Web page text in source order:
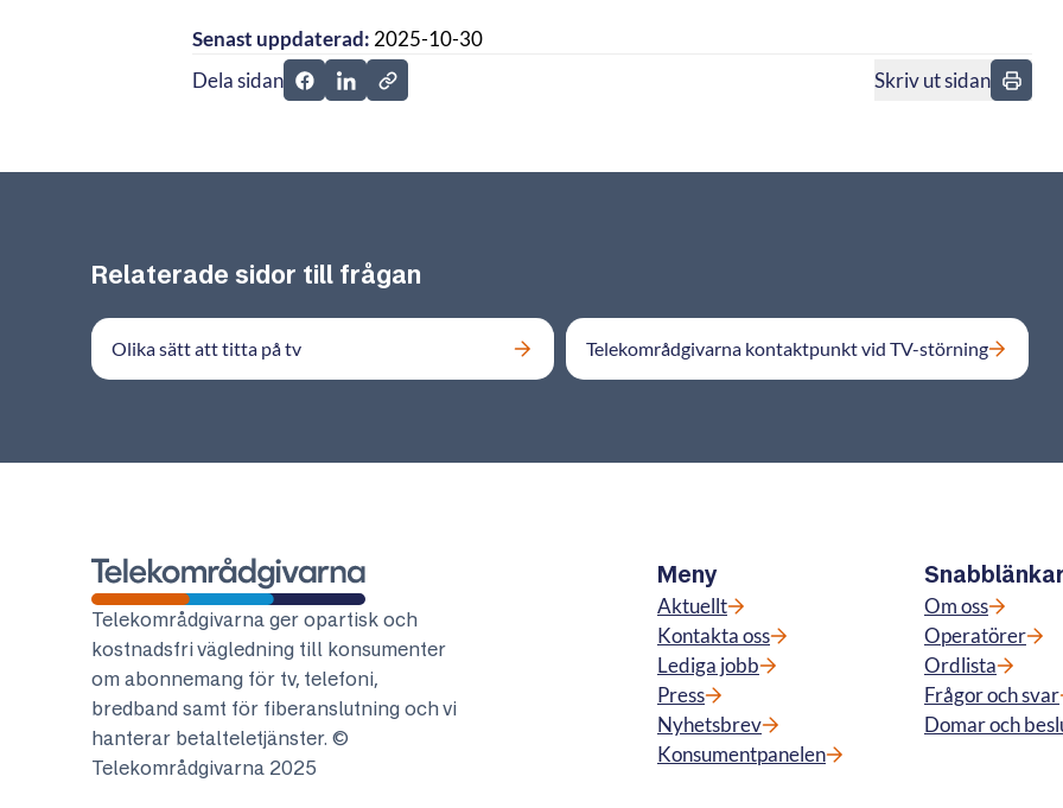
Senast uppdaterad: 2025-10-30
Dela sidan
Dela sidan på Facebook
Dela sidan på Linkedin
Skriv ut sidan
Relaterade sidor till frågan
Olika sätt att titta på tv Telekområdgivarna kontaktpunkt vid TV-störning
Telekområdgivarna
Telekområdgivarna ger opartisk och
kostnadsfri vägledning till konsumenter
om abonnemang för tv, telefoni,
bredband samt för fiberanslutning och vi
hanterar betalteletjänster. ©
Telekområdgivarna 2025
Meny
Aktuellt
Kontakta oss
Lediga jobb
Press
Nyhetsbrev
Konsumentpanelen
Om oss
Operatörer
Ordlista
Frågor och svar
Domar och